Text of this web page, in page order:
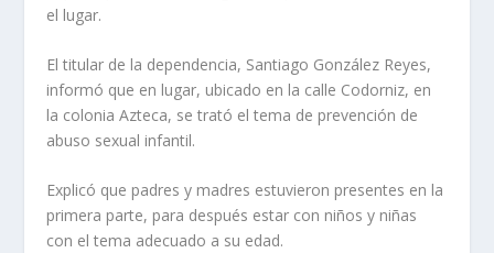
el lugar.
El titular de la dependencia, Santiago González Reyes,
informó que en lugar, ubicado en la calle Codorniz, en
la colonia Azteca, se trató el tema de prevención de
abuso sexual infantil.
Explicó que padres y madres estuvieron presentes en la
primera parte, para después estar con niños y niñas
con el tema adecuado a su edad.